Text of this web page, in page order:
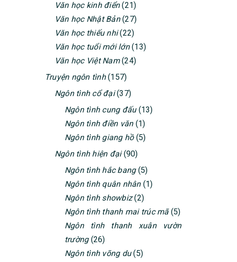
Văn học kinh điển(21)
Văn học Nhật Bản(27)
Văn học thiếu nhi(22)
Văn học tuổi mới lớn(13)
Văn học Việt Nam(24)
Truyện ngôn tình(157)
Ngôn tình cổ đại(37)
Ngôn tình cung đấu(13)
Ngôn tình điền văn(1)
Ngôn tình giang hồ(5)
Ngôn tình hiện đại(90)
Ngôn tình hắc bang(5)
Ngôn tình quân nhân(1)
Ngôn tình showbiz(2)
Ngôn tình thanh mai trúc mã(5)
Ngôn tình thanh xuân vườn
trường(26)
Ngôn tình võng du(5)